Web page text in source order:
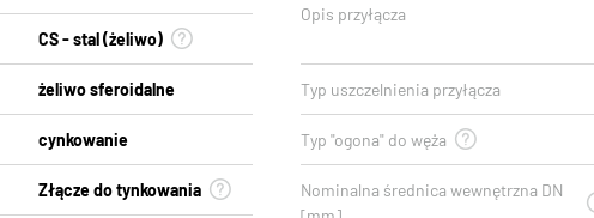
CS - stal (żeliwo)
żeliwo sferoidalne
cynkowanie
Złącze do tynkowania
Opis przyłącza
Typ uszczelnienia przyłącza
Typ "ogona" do węża
Nominalna średnica wewnętrzna DN